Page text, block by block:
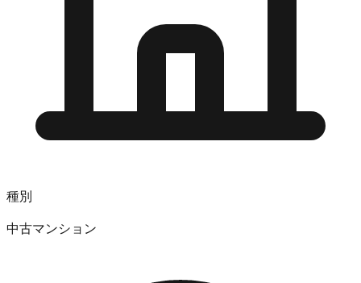
種別
中古マンション